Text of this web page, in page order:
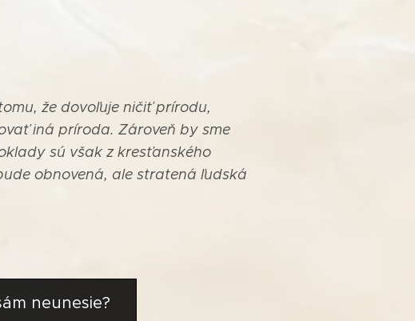
že dovoľuje ničiť prírodu,
iná príroda. Zároveň by sme
sú však z kresťanského
obnovená, ale stratená ľudská
neunesie?